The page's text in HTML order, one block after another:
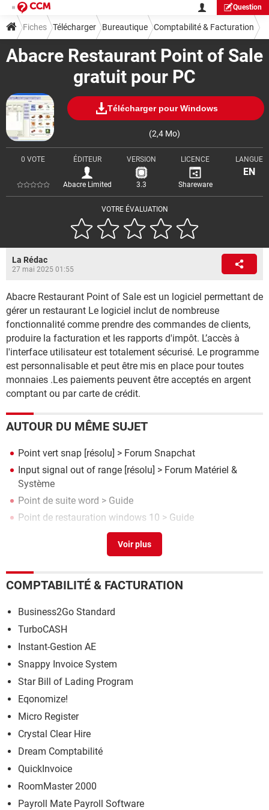
Question
Abacre Restaurant Point of Sale
gratuit pour PC
Télécharger pour Windows
(2,4 Mo)
VOTRE ÉVALUATION
0 VOTE ÉDITEUR
Abacre Limited
VERSION
3.3
LICENCE
Shareware
LANGUE
EN
Fiches Télécharger Bureautique Comptabilité & Facturation
La Rédac
27 mai 2025 01:55
Abacre Restaurant Point of Sale est un logiciel permettant de
gérer un restaurant Le logiciel inclut de nombreuse
fonctionnalité comme prendre des commandes de clients,
produire la facturation et les rapports d'impôt. L’accès à
l'interface utilisateur est totalement sécurisé. Le programme
est personnalisable et peut être mis en place pour toutes
monnaies .Les paiements peuvent être acceptés en argent
comptant ou par carte de crédit.
AUTOUR DU MÊME SUJET
Point vert snap [résolu] > Forum Snapchat
Input signal out of range [résolu] > Forum Matériel &
Système
Point de suite word > Guide
Point de restauration windows 10 > Guide
Point d'exclamation qwerty>Forum Clavier
COMPTABILITÉ & FACTURATION
Business2Go Standard
TurboCASH
Instant-Gestion AE
Snappy Invoice System
Star Bill of Lading Program
Eqonomize!
Micro Register
Crystal Clear Hire
Dream Comptabilité
QuickInvoice
RoomMaster 2000
Payroll Mate Payroll Software